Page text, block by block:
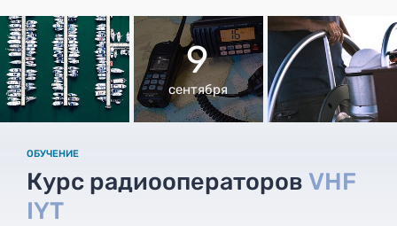
9
сентября
ОБУЧЕНИЕ
Курс радиооператоров VHF
IYT